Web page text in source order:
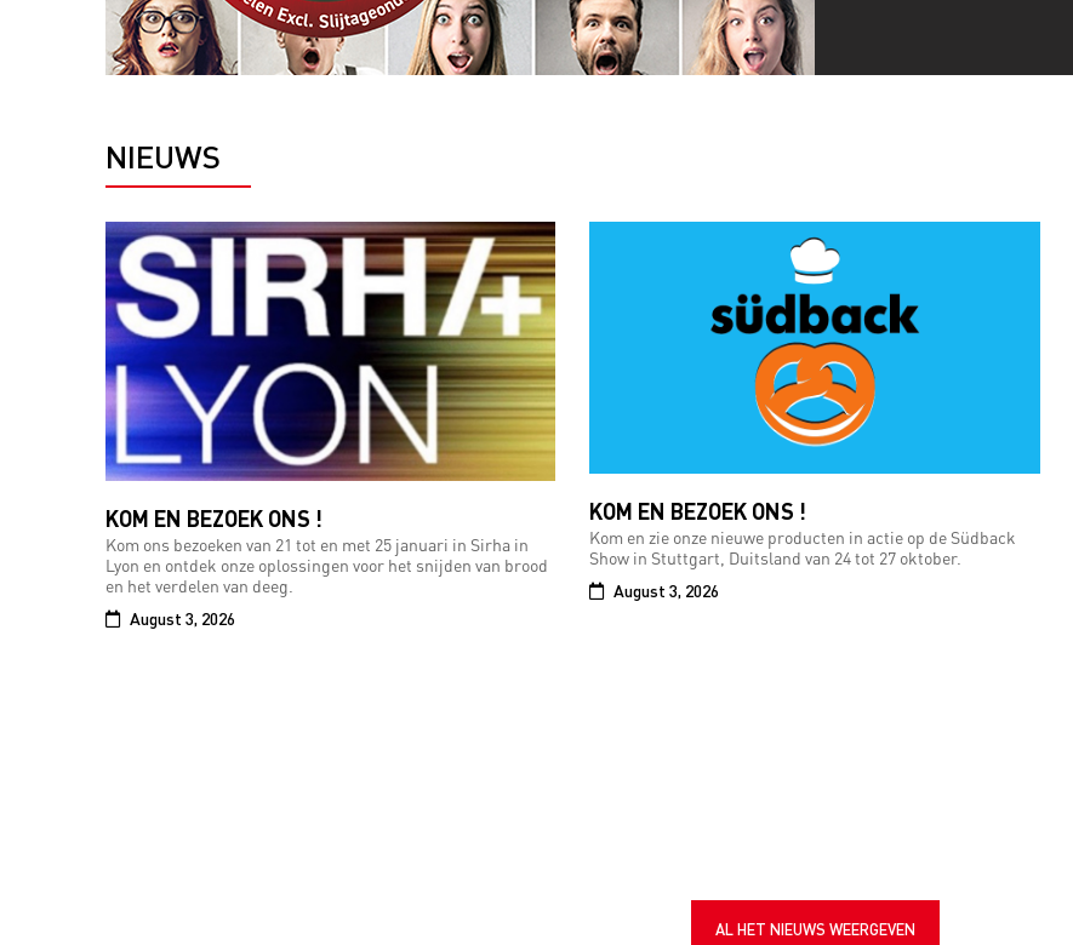
NIEUWS
KOM EN BEZOEK ONS ​​!
Kom ons bezoeken van 21 tot en met 25 januari in Sirha in
Lyon en ontdek onze oplossingen voor het snijden van brood
en het verdelen van deeg.
August 3, 2026
KOM EN BEZOEK ONS ​​!
Kom en zie onze nieuwe producten in actie op de Südback
Show in Stuttgart, Duitsland van 24 tot 27 oktober.
August 3, 2026
AL HET NIEUWS WEERGEVEN